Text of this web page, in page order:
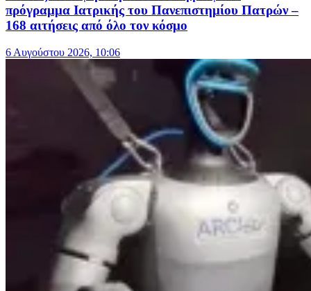
πρόγραμμα Ιατρικής του Πανεπιστημίου Πατρών –
168 αιτήσεις από όλο τον κόσμο
6 Αυγούστου 2026, 10:06